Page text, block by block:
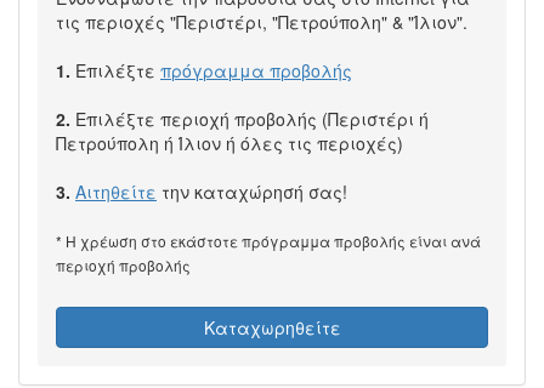
τις περιοχές "Περιστέρι, "Πετρούπολη" & "Ίλιον".
1. Επιλέξτε πρόγραμμα προβολής
2. Επιλέξτε περιοχή προβολής (Περιστέρι ή
Πετρούπολη ή Ίλιον ή όλες τις περιοχές)
3. Αιτηθείτε την καταχώρησή σας!
* Η χρέωση στο εκάστοτε πρόγραμμα προβολής είναι ανά
περιοχή προβολής
Καταχωρηθείτε